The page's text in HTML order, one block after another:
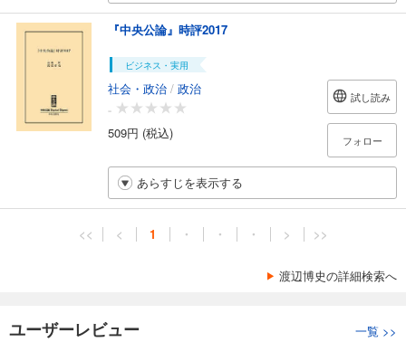
『中央公論』時評2017
ビジネス・実用
社会・政治 / 政治
-
509円 (税込)
試し読み
フォロー
あらすじを表示する
<< < 1 ・ ・ ・ > >>
渡辺博史の詳細検索へ
ユーザーレビュー 一覧 >>